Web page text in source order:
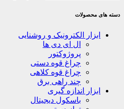
دسته های محصولات
ابزار الکترونیک و روشنایی
ال ای دی ها
پروژوکتور
چراغ قوه دستی
چراغ قوه کلاهی
چند راهی برق
ابزار اندازه گیری
باسکول دیجیتال